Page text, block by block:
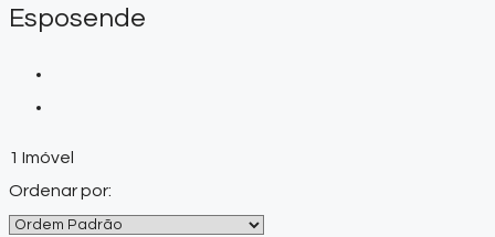
Esposende
1 Imóvel
Ordenar por: